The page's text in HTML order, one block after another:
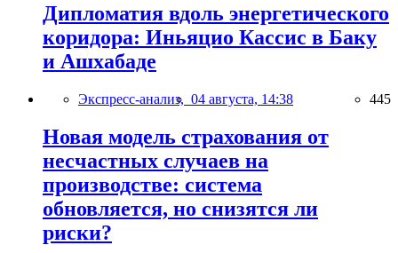
Дипломатия вдоль энергетического
коридора: Иньяцио Кассис в Баку
и Ашхабаде
Экспресс-анализ, 04 августа, 14:38 445
Новая модель страхования от
несчастных случаев на
производстве: система
обновляется, но снизятся ли
риски?